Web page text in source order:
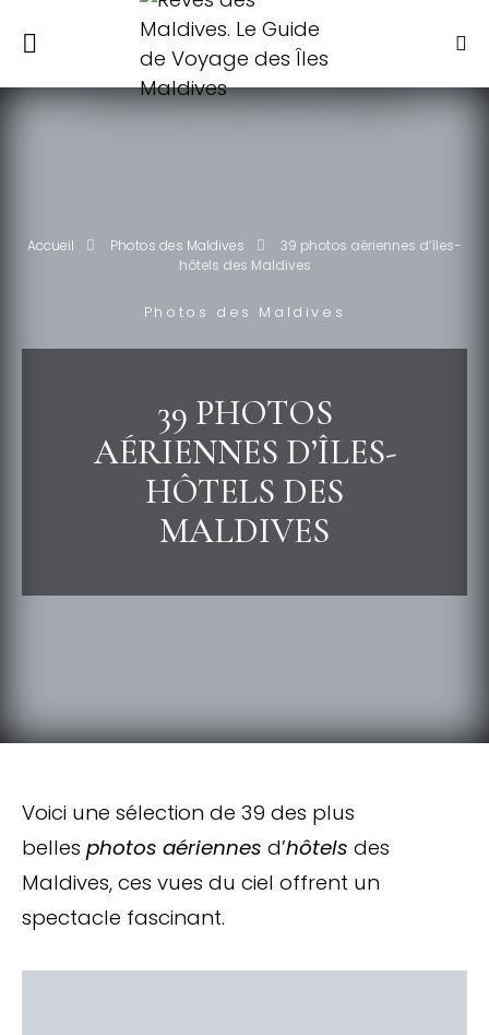
Accueil Photos des Maldives
39 photos aériennes d’îles-
hôtels des Maldives
Photos des Maldives
39 PHOTOS
AÉRIENNES D’ÎLES-
HÔTELS DES
MALDIVES
Voici une sélection de 39 des plus
belles photos aériennes d’hôtels des
Maldives, ces vues du ciel offrent un
spectacle fascinant.